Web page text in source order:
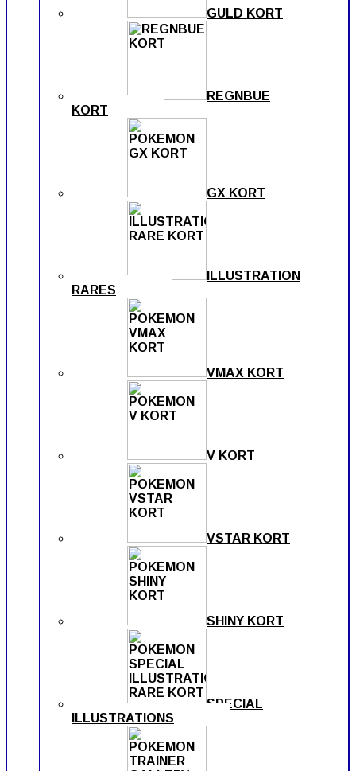
GULD KORT
REGNBUE
KORT
GX KORT
ILLUSTRATION
RARES
VMAX KORT
V KORT
VSTAR KORT
SHINY KORT
SPECIAL
ILLUSTRATIONS